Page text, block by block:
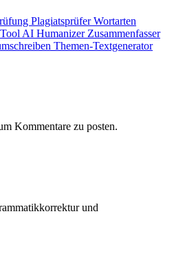
PlagiatsprüferWortarten
AI Humanizer Zusammenfasser
Themen-Textgenerator
Kommentare zu posten.
und